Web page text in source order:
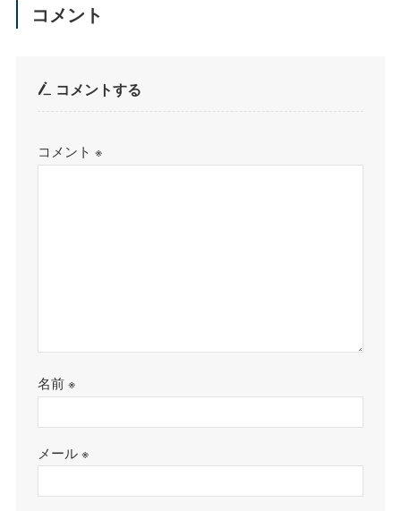
コメント
コメントする
コメント※
名前※
メール※